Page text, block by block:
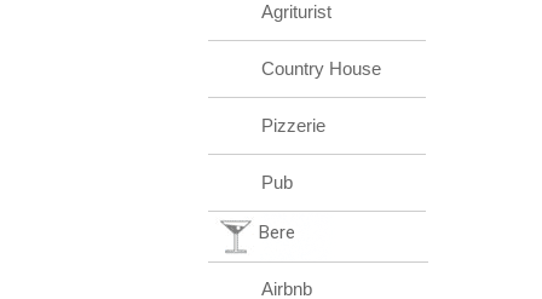
Agriturist
Country House
Pizzerie
Pub
Bere
Airbnb